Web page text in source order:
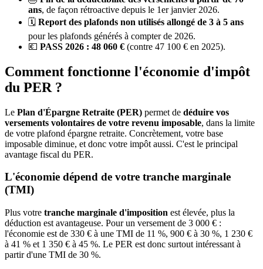
ans, de façon rétroactive depuis le 1er janvier 2026.
🗓️ Report des plafonds non utilisés allongé de 3 à 5 ans
pour les plafonds générés à compter de 2026.
💶 PASS 2026 : 48 060 € (contre 47 100 € en 2025).
Comment fonctionne l'économie d'impôt
du PER ?
Le Plan d'Épargne Retraite (PER) permet de déduire vos
versements volontaires de votre revenu imposable, dans la limite
de votre plafond épargne retraite. Concrètement, votre base
imposable diminue, et donc votre impôt aussi. C'est le principal
avantage fiscal du PER.
L'économie dépend de votre tranche marginale
(TMI)
Plus votre tranche marginale d'imposition est élevée, plus la
déduction est avantageuse. Pour un versement de 3 000 € :
l'économie est de 330 € à une TMI de 11 %, 900 € à 30 %, 1 230 €
à 41 % et 1 350 € à 45 %. Le PER est donc surtout intéressant à
partir d'une TMI de 30 %.